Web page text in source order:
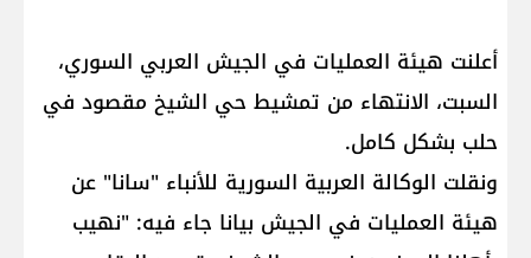
أعلنت هيئة العمليات في الجيش العربي السوري،
السبت، الانتهاء من تمشيط حي الشيخ مقصود في
حلب بشكل كامل.
ونقلت الوكالة العربية السورية للأنباء "سانا" عن
هيئة العمليات في الجيش بيانا جاء فيه: "نهيب